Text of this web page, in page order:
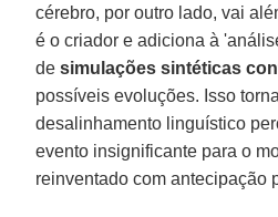
cérebro, por outro lado, vai
é o criador e adiciona à
desimulações sintéticas
possíveis evoluções. Isso
desalinhamento linguístico
evento insignificante para o
reinventado com antecipação